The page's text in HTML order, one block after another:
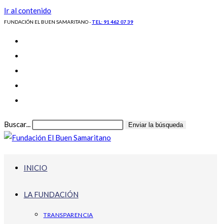
Ir al contenido
FUNDACIÓN EL BUEN SAMARITANO - TEL: 91 462 07 39
Buscar... Enviar la búsqueda
INICIO
LA FUNDACIÓN
TRANSPARENCIA